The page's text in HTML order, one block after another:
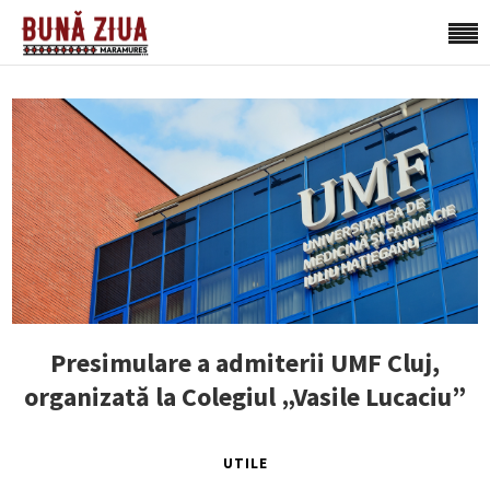
Presimulare a admiterii UMF Cluj,
organizată la Colegiul „Vasile Lucaciu”
UTILE